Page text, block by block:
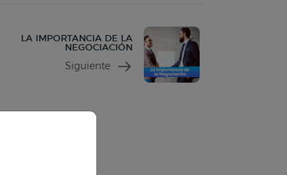
LA IMPORTANCIA DE LA
NEGOCIACIÓN
Siguiente